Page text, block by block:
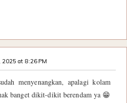
2025 at 8:26 PM
menyenangkan, apalagi kolam
banget dikit-dikit berendam ya 😁